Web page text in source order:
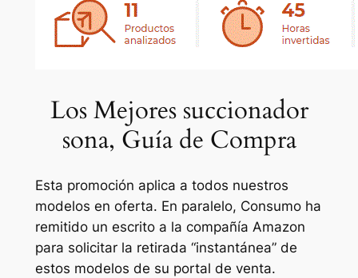
Los Mejores succionador
sona, Guía de Compra
Esta promoción aplica a todos nuestros
modelos en oferta. En paralelo, Consumo ha
remitido un escrito a la compañía Amazon
para solicitar la retirada “instantánea” de
estos modelos de su portal de venta.